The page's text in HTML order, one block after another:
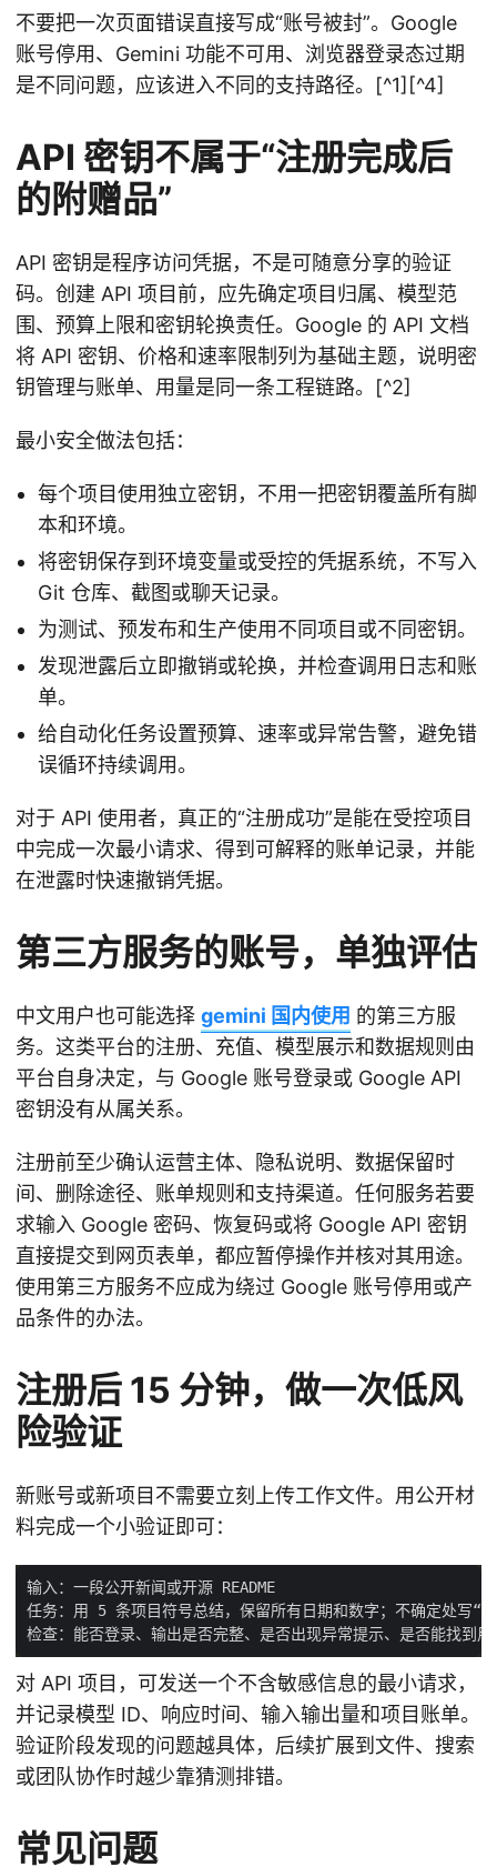
不要把一次页面错误直接写成“账号被封”。Google
账号停用、Gemini 功能不可用、浏览器登录态过期
是不同问题，应该进入不同的支持路径。[^1][^4]
API 密钥不属于“注册完成后
的附赠品”
API 密钥是程序访问凭据，不是可随意分享的验证
码。创建 API 项目前，应先确定项目归属、模型范
围、预算上限和密钥轮换责任。Google 的 API 文档
将 API 密钥、价格和速率限制列为基础主题，说明密
钥管理与账单、用量是同一条工程链路。[^2]
最小安全做法包括：
每个项目使用独立密钥，不用一把密钥覆盖所有脚
本和环境。
将密钥保存到环境变量或受控的凭据系统，不写入
Git 仓库、截图或聊天记录。
为测试、预发布和生产使用不同项目或不同密钥。
发现泄露后立即撤销或轮换，并检查调用日志和账
单。
给自动化任务设置预算、速率或异常告警，避免错
误循环持续调用。
对于 API 使用者，真正的“注册成功”是能在受控项目
中完成一次最小请求、得到可解释的账单记录，并能
在泄露时快速撤销凭据。
第三方服务的账号，单独评估
中文用户也可能选择 gemini 国内使用 的第三方服
务。这类平台的注册、充值、模型展示和数据规则由
平台自身决定，与 Google 账号登录或 Google API
密钥没有从属关系。
注册前至少确认运营主体、隐私说明、数据保留时
间、删除途径、账单规则和支持渠道。任何服务若要
求输入 Google 密码、恢复码或将 Google API 密钥
直接提交到网页表单，都应暂停操作并核对其用途。
使用第三方服务不应成为绕过 Google 账号停用或产
品条件的办法。
注册后 15 分钟，做一次低风
险验证
新账号或新项目不需要立刻上传工作文件。用公开材
料完成一个小验证即可：
对 API 项目，可发送一个不含敏感信息的最小请求，
并记录模型 ID、响应时间、输入输出量和项目账单。
验证阶段发现的问题越具体，后续扩展到文件、搜索
或团队协作时越少靠猜测排错。
常见问题